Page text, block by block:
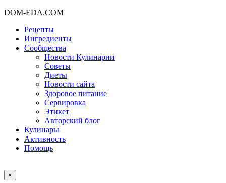
DOM-EDA.COM
Рецепты
Ингредиенты
Сообщества
Новости Кулинарии
Советы
Диеты
Новости сайта
Здоровое питание
Сервировка
Этикет
Авторский блог
Кулинары
Активность
Помощь
×